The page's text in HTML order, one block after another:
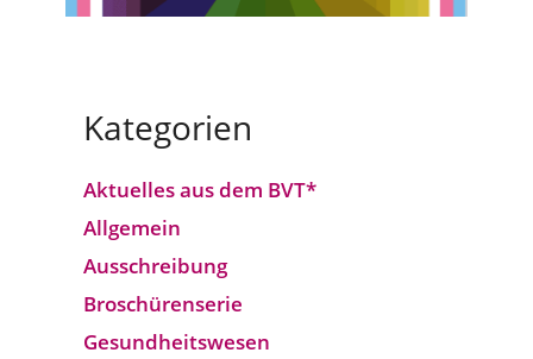
Kategorien
Aktuelles aus dem BVT*
Allgemein
Ausschreibung
Broschürenserie
Gesund­heits­wesen